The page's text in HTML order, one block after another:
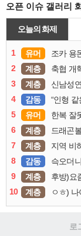
오픈 이슈 갤러리
오늘의 화제
1 유머 조카 용
2
계층 축협 개
3
계층 신남성
4
감동 “인형 같은
5
유머 한복 잘
6
계층 드래곤
7
계층 지역 비
8
감동 슥오더니
9
계층 후방)요
10
계층 ㅇㅎ)
로